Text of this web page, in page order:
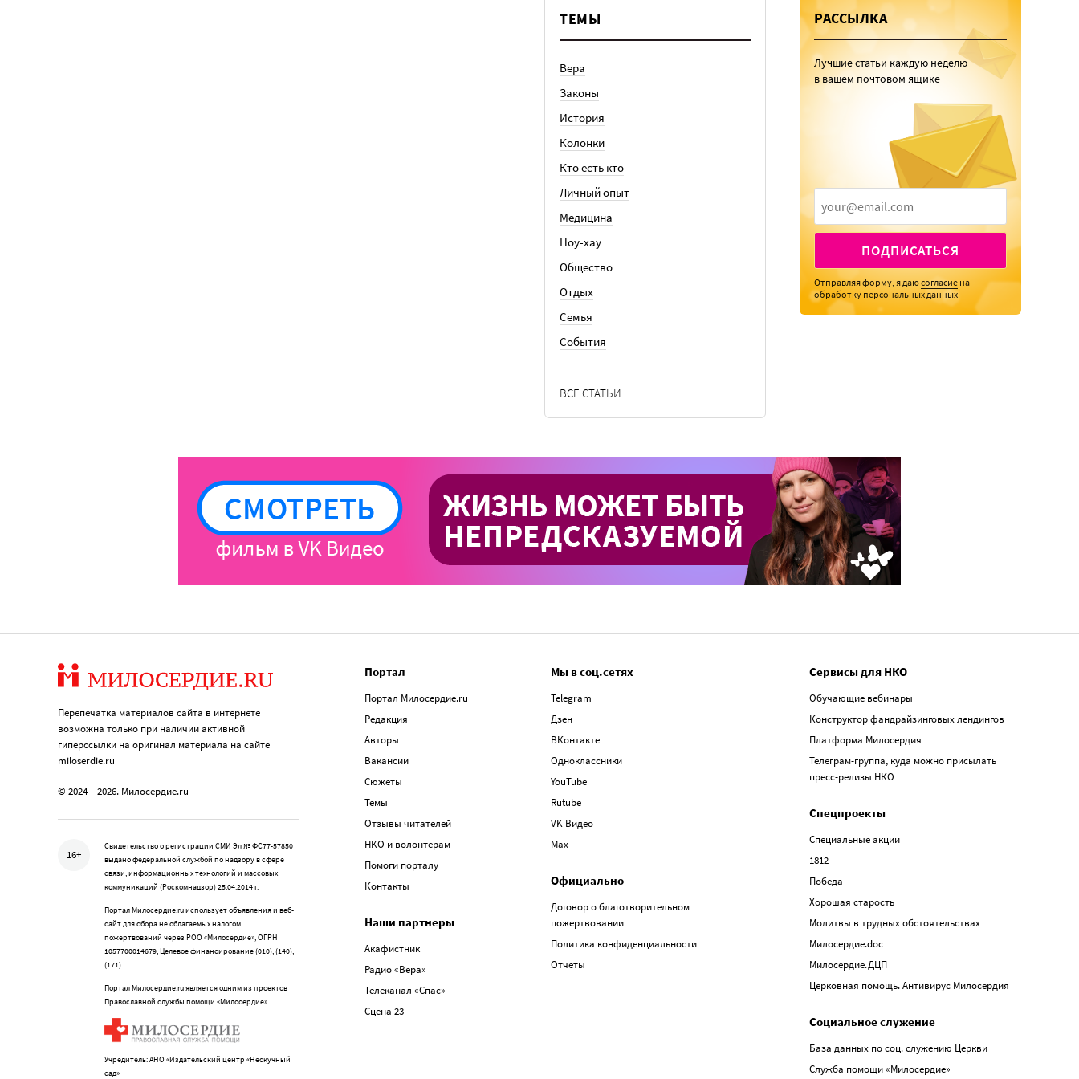
ТЕМЫ
Вера
Законы
История
Колонки
Кто есть кто
Личный опыт
Медицина
Ноу-хау
Общество
Отдых
Семья
События
ВСЕ СТАТЬИ
РАССЫЛКА
Лучшие статьи каждую неделю
в вашем почтовом ящике
ПОДПИСАТЬСЯ
Отправляя форму, я даюсогласие на
обработку персональных данных
Перепечатка материалов сайта в интернете
возможна только при наличии активной
гиперссылки на оригинал материала на сайте
miloserdie.ru
© 2024 – 2026. Милосердие.ru
16+
Свидетельство о регистрации СМИ Эл № ФС77-57850
выдано федеральной службой по надзору в сфере
связи, информационных технологий и массовых
коммуникаций (Роскомнадзор) 25.04.2014 г.
Портал Милосердие.ru использует объявления и веб-
сайт для сбора не облагаемых налогом
пожертвований через РОО «Милосердие», ОГРН
1057700014679, Целевое финансирование (010), (140),
(171)
Портал Милосердие.ru является одним из проектов
Православной службы помощи «Милосердие»
Учредитель: АНО «Издательский центр «Нескучный
сад»
Портал
Портал Милосердие.ru
Редакция
Авторы
Вакансии
Сюжеты
Темы
Отзывы читателей
НКО и волонтерам
Помоги порталу
Контакты
Наши партнеры
Акафистник
Радио «Вера»
Телеканал «Спас»
Сцена 23
Мы в соц.сетях
Telegram
Дзен
ВКонтакте
Одноклассники
YouTube
Rutube
VK Видео
Max
Официально
Договор о благотворительном
пожертвовании
Политика конфиденциальности
Отчеты
Сервисы для НКО
Обучающие вебинары
Конструктор фандрайзинговых лендингов
Платформа Милосердия
Телеграм-группа, куда можно присылать
пресс-релизы НКО
Спецпроекты
Специальные акции
1812
Победа
Хорошая старость
Молитвы в трудных обстоятельствах
Милосердие.doc
Милосердие.ДЦП
Церковная помощь. Антивирус Милосердия
Социальное служение
База данных по соц. служению Церкви
Служба помощи «Милосердие»